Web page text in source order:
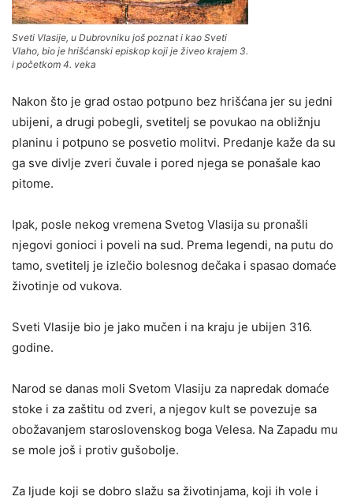
Sveti Vlasije, u Dubrovniku još poznat i kao Sveti
Vlaho, bio je hrišćanski episkop koji je živeo krajem 3.
i početkom 4. veka
Nakon što je grad ostao potpuno bez hrišćana jer su jedni
ubijeni, a drugi pobegli, svetitelj se povukao na obližnju
planinu i potpuno se posvetio molitvi. Predanje kaže da su
ga sve divlje zveri čuvale i pored njega se ponašale kao
pitome.
Ipak, posle nekog vremena Svetog Vlasija su pronašli
njegovi gonioci i poveli na sud. Prema legendi, na putu do
tamo, svetitelj je izlečio bolesnog dečaka i spasao domaće
životinje od vukova.
Sveti Vlasije bio je jako mučen i na kraju je ubijen 316.
godine.
Narod se danas moli Svetom Vlasiju za napredak domaće
stoke i za zaštitu od zveri, a njegov kult se povezuje sa
obožavanjem staroslovenskog boga Velesa. Na Zapadu mu
se mole još i protiv gušobolje.
Za ljude koji se dobro slažu sa životinjama, koji ih vole i